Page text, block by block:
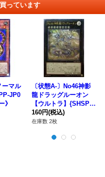
っています
ーマル
JP0
》
〔状態A-〕No46神影
龍ドラッグルーオン
【ウルトラ】{SHSP-J
P050}《エクシーズ》
160円(税込)
在庫数 2枚